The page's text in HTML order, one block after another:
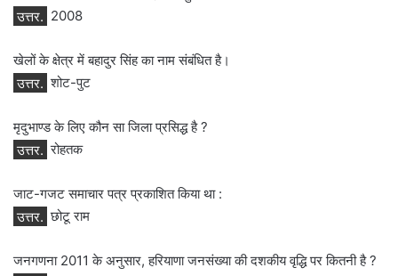
उत्तर. 2008
खेलों के क्षेत्र में बहादुर सिंह का नाम संबंधित है।
उत्तर. शोट-पुट
मृदुभाण्ड के लिए कौन सा जिला प्रसिद्ध है ?
उत्तर. रोहतक
जाट-गजट समाचार पत्र प्रकाशित किया था :
उत्तर. छोटू राम
जनगणना 2011 के अनुसार, हरियाणा जनसंख्या की दशकीय वृद्धि पर कितनी है ?